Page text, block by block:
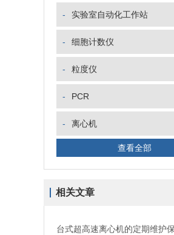
- 实验室自动化工作站
- 细胞计数仪
- 粒度仪
- PCR
- 离心机
查看全部
相关文章